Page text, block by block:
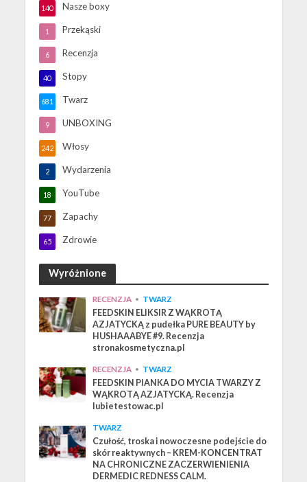
Nasze boxy
140
Przekąski
1
Recenzja
6
Stopy
40
Twarz
681
UNBOXING
9
Włosy
242
Wydarzenia
2
YouTube
18
Zapachy
77
Zdrowie
65
Wyróżnione
RECENZJA • TWARZ
FEEDSKIN ELIKSIR Z WĄKROTĄ
AZJATYCKĄ z pudełka PURE BEAUTY by
HUSHAAABYE #9. Recenzja
stronakosmetyczna.pl
RECENZJA • TWARZ
FEEDSKIN PIANKA DO MYCIA TWARZY Z
WĄKROTĄ AZJATYCKĄ. Recenzja
lubietestowac.pl
TWARZ
Czułość, troska i nowoczesne podejście do
skór reaktywnych – KREM-KONCENTRAT
NA CHRONICZNE ZACZERWIENIENIA
DERMEDIC REDNESS CALM.